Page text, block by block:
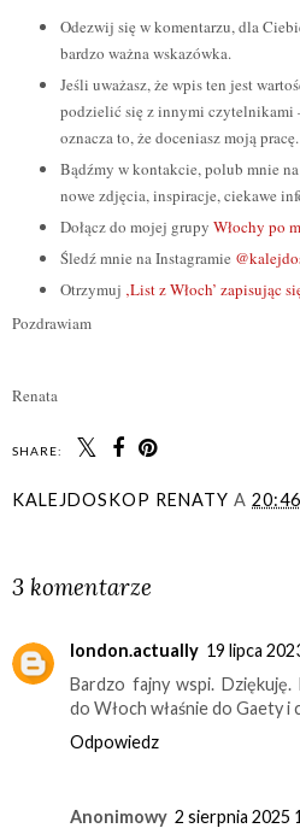
Odezwij się w komentarzu, dla
bardzo ważna wskazówka.
Jeśli uważasz, że wpis ten jest
podzielić się z innymi czytelnikami
oznacza to, że doceniasz moją pracę.
Bądźmy w kontakcie, polub mnie na
nowe zdjęcia, inspiracje, ciekawe
Dołącz do mojej grupy Włochy po
Śledź mnie na Instagramie
Otrzymuj ‚List z Włoch’ zapisując
Pozdrawiam
Renata
SHARE:
KALEJDOSKOP RENATY A 20:46
3 komentarze
london.actually 19 lipca
Bardzo fajny wspi. Dziękuję.
do Włoch właśnie do Gaety
Odpowiedz
Anonimowy 2 sierpnia 2025